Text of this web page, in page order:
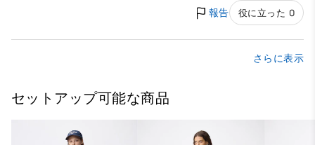
報告 役に立った 0
さらに表示
セットアップ可能な商品